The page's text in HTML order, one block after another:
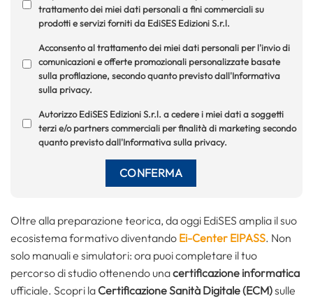
trattamento dei miei dati personali a fini commerciali su
prodotti e servizi forniti da EdiSES Edizioni S.r.l.
Acconsento al trattamento dei miei dati personali per l'invio di
comunicazioni e offerte promozionali personalizzate basate
sulla profilazione, secondo quanto previsto dall'Informativa
sulla privacy.
Autorizzo EdiSES Edizioni S.r.l. a cedere i miei dati a soggetti
terzi e/o partners commerciali per finalità di marketing secondo
quanto previsto dall'Informativa sulla privacy.
Oltre alla preparazione teorica, da oggi EdiSES amplia il suo
ecosistema formativo diventando Ei-Center EIPASS. Non
solo manuali e simulatori: ora puoi completare il tuo
percorso di studio ottenendo unacertificazione informatica
ufficiale. Scopri la Certificazione Sanità Digitale (ECM)sulle